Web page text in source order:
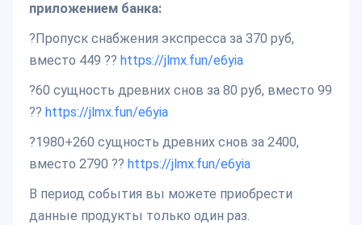
приложением банка:
?Пропуск снабжения экспресса за 370 руб,
вместо 449 ?? https://jlmx.fun/e6yia
?60 сущность древних снов за 80 руб, вместо 99
?? https://jlmx.fun/e6yia
?1980+260 сущность древних снов за 2400,
вместо 2790 ?? https://jlmx.fun/e6yia
В период события вы можете приобрести
данные продукты только один раз.